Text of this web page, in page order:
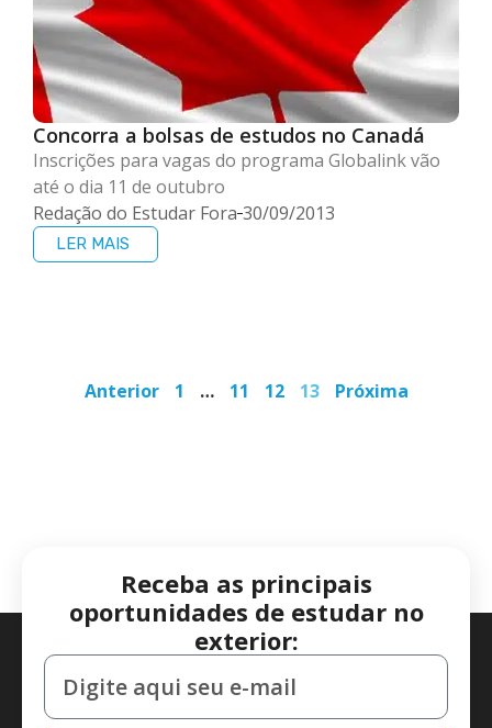
Concorra a bolsas de estudos no Canadá
Inscrições para vagas do programa Globalink vão
até o dia 11 de outubro
Redação do Estudar Fora 30/09/2013
LER MAIS
Anterior 1 … 11 12 13 Próxima
Receba as principais
oportunidades de estudar no
exterior: